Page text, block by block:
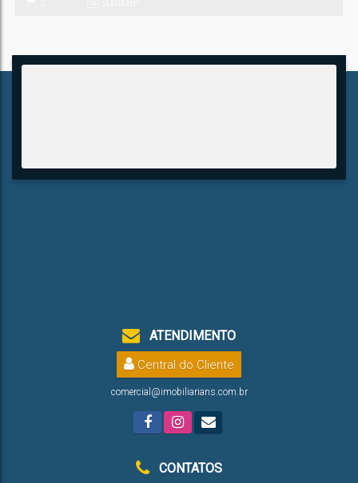
ATENDIMENTO
Central do Cliente
comercial@imobiliarians.com.br
CONTATOS